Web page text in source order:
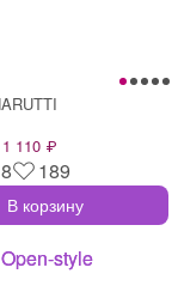
110 ₽
8 189
В корзину